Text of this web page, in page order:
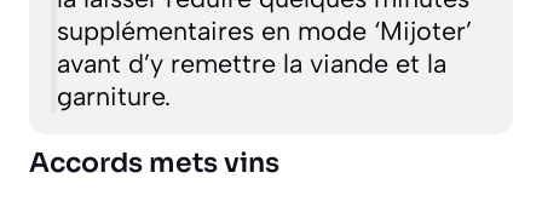
supplémentaires en mode ‘Mijoter’
avant d’y remettre la viande et la
garniture.
Accords mets vins